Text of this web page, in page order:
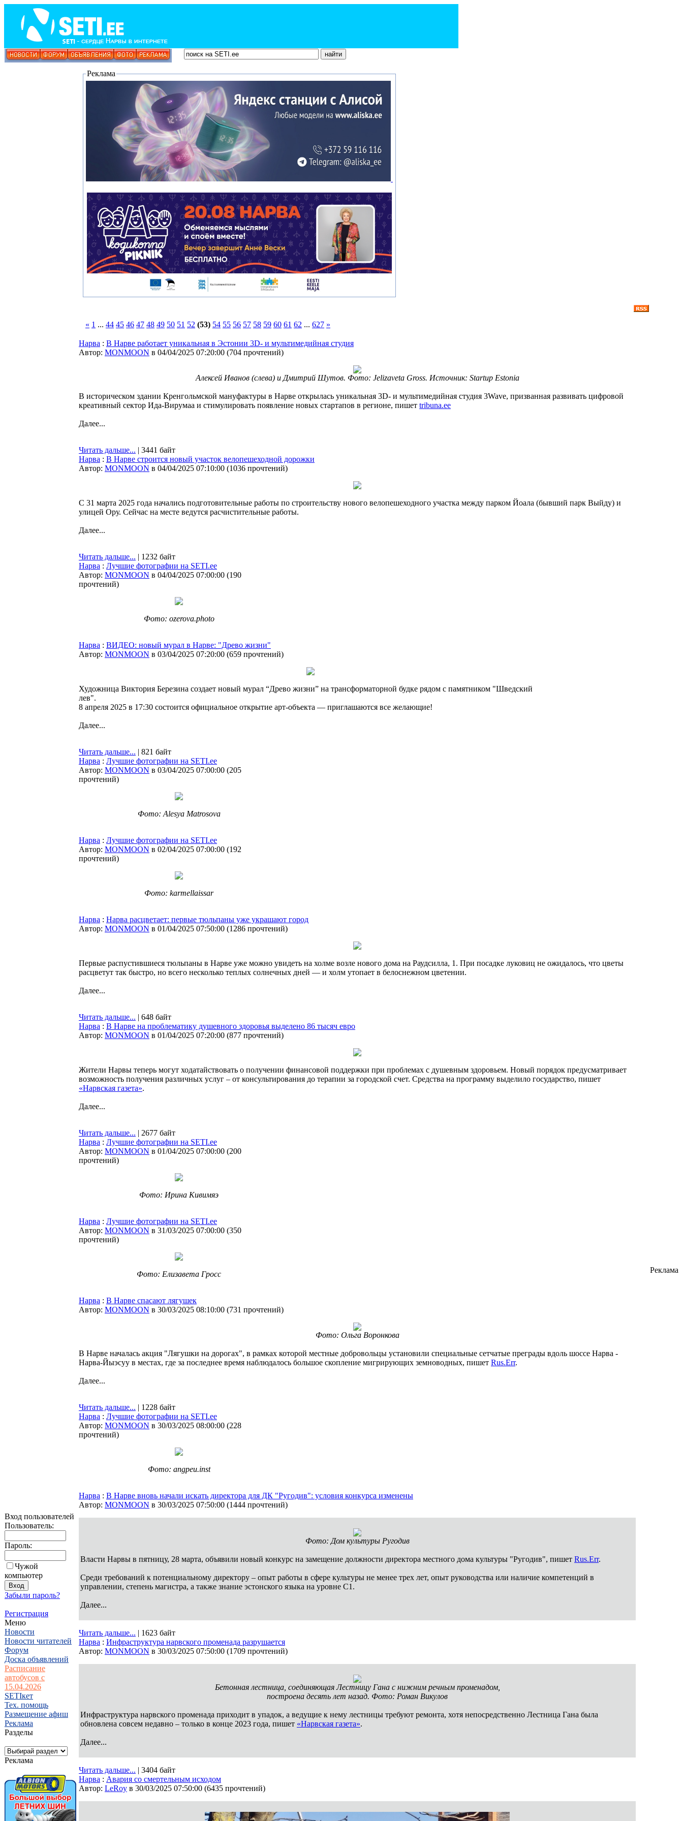
Вход пользователей
Пользователь:
Пароль:
Чужой
компьютер
Забыли пароль?
Регистрация
Меню
Новости
Новости читателей
Форум
Доска объявлений
Расписание
автобусов с
15.04.2026
SETIкет
Тех. помощь
Размещение афиш
Реклама
Разделы
Реклама
Реклама
« 1 ... 44 45 46 47 48 49 50 51 52 (53) 54 55 56 57 58 59 60 61 62 ... 627 »
Нарва : В Нарве работает уникальная в Эстонии 3D- и мультимедийная студия
Автор: MONMOON в 04/04/2025 07:20:00 (704 прочтений)
Алексей Иванов (слева) и Дмитрий Шутов. Фото: Jelizaveta Gross. Источник: Startup Estonia
В историческом здании Кренгольмской мануфактуры в Нарве открылась уникальная 3D- и мультимедийная студия 3Wave, призванная развивать цифровой
креативный сектор Ида-Вирумаа и стимулировать появление новых стартапов в регионе, пишет tribuna.ee
Далее...
Читать дальше... | 3441 байт
Нарва : В Нарве строится новый участок велопешеходной дорожки
Автор: MONMOON в 04/04/2025 07:10:00 (1036 прочтений)
С 31 марта 2025 года начались подготовительные работы по строительству нового велопешеходного участка между парком Йоала (бывший парк Выйду) и
улицей Ору. Сейчас на месте ведутся расчистительные работы.
Далее...
Читать дальше... | 1232 байт
Нарва : Лучшие фотографии на SETI.ee
Автор: MONMOON в 04/04/2025 07:00:00 (190
прочтений)
Фото: ozerova.photo
Нарва : ВИДЕО: новый мурал в Нарве: "Древо жизни"
Автор: MONMOON в 03/04/2025 07:20:00 (659 прочтений)
Художница Виктория Березина создает новый мурал “Древо жизни” на трансформаторной будке рядом с памятником "Шведский
лев".
8 апреля 2025 в 17:30 состоится официальное открытие арт-объекта — приглашаются все желающие!
Далее...
Читать дальше... | 821 байт
Нарва : Лучшие фотографии на SETI.ee
Автор: MONMOON в 03/04/2025 07:00:00 (205
прочтений)
Фото: Alesya Matrosova
Нарва : Лучшие фотографии на SETI.ee
Автор: MONMOON в 02/04/2025 07:00:00 (192
прочтений)
Фото: karmellaissar
Нарва : Нарва расцветает: первые тюльпаны уже украшают город
Автор: MONMOON в 01/04/2025 07:50:00 (1286 прочтений)
Первые распустившиеся тюльпаны в Нарве уже можно увидеть на холме возле нового дома на Раудсилла, 1. При посадке луковиц не ожидалось, что цветы
расцветут так быстро, но всего несколько теплых солнечных дней — и холм утопает в белоснежном цветении.
Далее...
Читать дальше... | 648 байт
Нарва : В Нарве на проблематику душевного здоровья выделено 86 тысяч евро
Автор: MONMOON в 01/04/2025 07:20:00 (877 прочтений)
Жители Нарвы теперь могут ходатайствовать о получении финансовой поддержки при проблемах с душевным здоровьем. Новый порядок предусматривает
возможность получения различных услуг – от консультирования до терапии за городской счет. Средства на программу выделило государство, пишет
«Нарвская газета».
Далее...
Читать дальше... | 2677 байт
Нарва : Лучшие фотографии на SETI.ee
Автор: MONMOON в 01/04/2025 07:00:00 (200
прочтений)
Фото: Ирина Кивимяэ
Нарва : Лучшие фотографии на SETI.ee
Автор: MONMOON в 31/03/2025 07:00:00 (350
прочтений)
Фото: Елизавета Гросс
Нарва : В Нарве спасают лягушек
Автор: MONMOON в 30/03/2025 08:10:00 (731 прочтений)
Фото: Ольга Воронкова
В Нарве началась акция "Лягушки на дорогах", в рамках которой местные добровольцы установили специальные сетчатые преграды вдоль шоссе Нарва -
Нарва-Йыэсуу в местах, где за последнее время наблюдалось большое скопление мигрирующих земноводных, пишет Rus.Err.
Далее...
Читать дальше... | 1228 байт
Нарва : Лучшие фотографии на SETI.ee
Автор: MONMOON в 30/03/2025 08:00:00 (228
прочтений)
Фото: angpeu.inst
Нарва : В Нарве вновь начали искать директора для ДК "Ругодив": условия конкурса изменены
Автор: MONMOON в 30/03/2025 07:50:00 (1444 прочтений)
Фото: Дом культуры Ругодив
Власти Нарвы в пятницу, 28 марта, объявили новый конкурс на замещение должности директора местного дома культуры "Ругодив", пишет Rus.Err.
Среди требований к потенциальному директору – опыт работы в сфере культуры не менее трех лет, опыт руководства или наличие компетенций в
управлении, степень магистра, а также знание эстонского языка на уровне С1.
Далее...
Читать дальше... | 1623 байт
Нарва : Инфраструктура нарвского променада разрушается
Автор: MONMOON в 30/03/2025 07:50:00 (1709 прочтений)
Бетонная лестница, соединяющая Лестницу Гана с нижним речным променадом,
построена десять лет назад. Фото: Роман Викулов
Инфраструктура нарвского променада приходит в упадок, а ведущие к нему лестницы требуют ремонта, хотя непосредственно Лестница Гана была
обновлена совсем недавно – только в конце 2023 года, пишет «Нарвская газета».
Далее...
Читать дальше... | 3404 байт
Нарва : Авария со смертельным исходом
Автор: LeRoy в 30/03/2025 07:50:00 (6435 прочтений)
Реклама